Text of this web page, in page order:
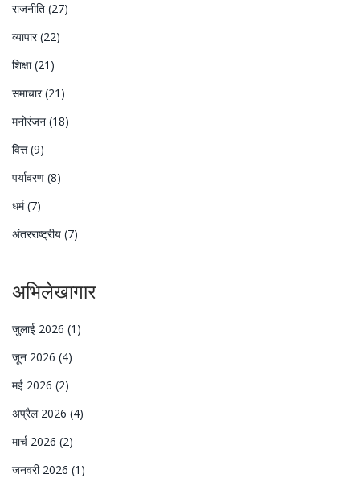
राजनीति (27)
व्यापार(22)
शिक्षा(21)
समाचार(21)
मनोरंजन (18)
वित्त(9)
पर्यावरण (8)
धर्म(7)
अंतरराष्ट्रीय (7)
अभिलेखागार
जुलाई 2026 (1)
जून 2026 (4)
मई 2026 (2)
अप्रैल 2026 (4)
मार्च 2026 (2)
जनवरी 2026 (1)